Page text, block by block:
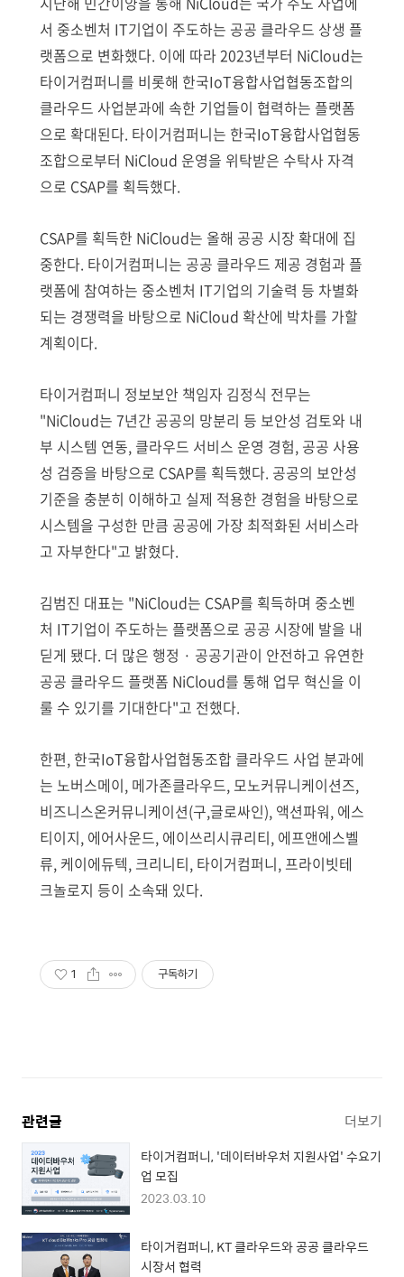
서 중소벤처 IT기업이 주도하는 공공 클라우드 상생 플
랫폼으로 변화했다. 이에 따라 2023년부터 NiCloud는
타이거컴퍼니를 비롯해 한국IoT융합사업협동조합의
클라우드 사업분과에 속한 기업들이 협력하는 플랫폼
으로 확대된다. 타이거컴퍼니는 한국IoT융합사업협동
조합으로부터 NiCloud 운영을 위탁받은 수탁사 자격
으로 CSAP를 획득했다.
CSAP를 획득한 NiCloud는 올해 공공 시장 확대에 집
중한다. 타이거컴퍼니는 공공 클라우드 제공 경험과 플
랫폼에 참여하는 중소벤처 IT기업의 기술력 등 차별화
되는 경쟁력을 바탕으로 NiCloud 확산에 박차를 가할
계획이다.
타이거컴퍼니 정보보안 책임자 김정식 전무는
"NiCloud는 7년간 공공의 망분리 등 보안성 검토와 내
부 시스템 연동, 클라우드 서비스 운영 경험, 공공 사용
성 검증을 바탕으로 CSAP를 획득했다. 공공의 보안성
기준을 충분히 이해하고 실제 적용한 경험을 바탕으로
시스템을 구성한 만큼 공공에 가장 최적화된 서비스라
고 자부한다"고 밝혔다.
김범진 대표는 "NiCloud는 CSAP를 획득하며 중소벤
처 IT기업이 주도하는 플랫폼으로 공공 시장에 발을 내
딛게 됐다. 더 많은 행정 · 공공기관이 안전하고 유연한
공공 클라우드 플랫폼 NiCloud를 통해 업무 혁신을 이
룰 수 있기를 기대한다"고 전했다.
한편, 한국IoT융합사업협동조합 클라우드 사업 분과에
는 노버스메이, 메가존클라우드, 모노커뮤니케이션즈,
비즈니스온커뮤니케이션(구,글로싸인), 액션파워, 에스
티이지, 에어사운드, 에이쓰리시큐리티, 에프앤에스벨
류, 케이에듀텍, 크리니티, 타이거컴퍼니, 프라이빗테
크놀로지 등이 소속돼 있다.
1 구독하기
관련글 더보기
타이거컴퍼니, '데이터바우처 지원사업' 수요기
업 모집
2023.03.10
타이거컴퍼니, KT 클라우드와 공공 클라우드
시장서 협력